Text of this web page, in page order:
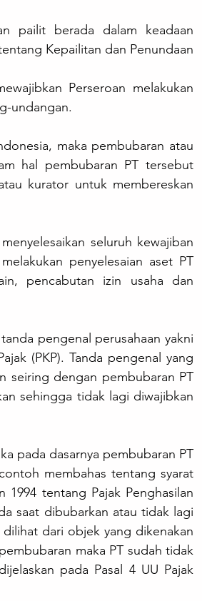
pailit berada dalam keadaan
Kepailitan dan Penundaan
Perseroan melakukan
undangan.
maka pembubaran atau
hal pembubaran PT tersebut
kurator untuk membereskan
seluruh kewajiban
penyelesaian aset PT
pencabutan izin usaha dan
pengenal perusahaan yakni
(PKP). Tanda pengenal yang
seiring dengan pembubaran PT
sehingga tidak lagi diwajibkan
pada dasarnya pembubaran PT
membahas tentang syarat
1994 tentang Pajak Penghasilan
saat dibubarkan atau tidak lagi
dari objek yang dikenakan
maka PT sudah tidak
pada Pasal 4 UU Pajak